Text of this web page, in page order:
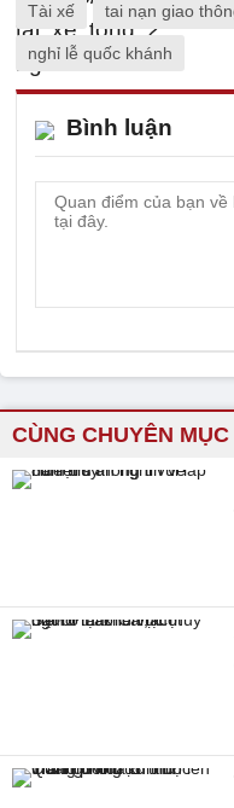
Tài xế tai nạn giao
nghỉ lễ quốc khánh
Bình luận
CÙNG CHUYÊN MỤC